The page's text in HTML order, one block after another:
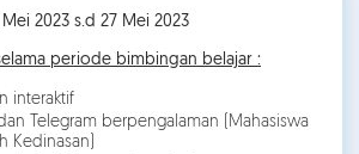
Mei 2023 s.d 27 Mei 2023
periode bimbingan belajar :
interaktif
Telegram berpengalaman (Mahasiswa
Kedinasan)